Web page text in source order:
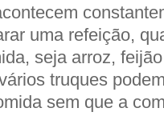
uma refeição,
seja arroz,
truques
sem que a